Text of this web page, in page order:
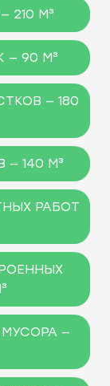
210 М³
— 90 М³
— 180
140 М³
РАБОТ
—